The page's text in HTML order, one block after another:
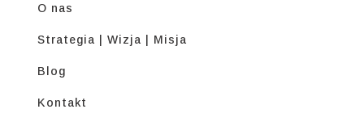
O nas
Strategia | Wizja | Misja
Blog
Kontakt